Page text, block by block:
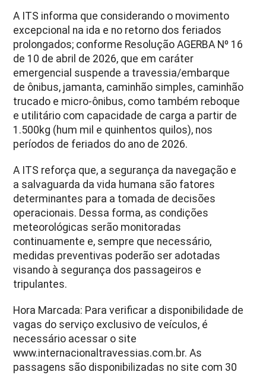
A ITS informa que considerando o movimento
excepcional na ida e no retorno dos feriados
prolongados; conforme Resolução AGERBA Nº 16
de 10 de abril de 2026, que em caráter
emergencial suspende a travessia/embarque
de ônibus, jamanta, caminhão simples, caminhão
trucado e micro-ônibus, como também reboque
e utilitário com capacidade de carga a partir de
1.500kg (hum mil e quinhentos quilos), nos
períodos de feriados do ano de 2026.
A ITS reforça que, a segurança da navegação e
a salvaguarda da vida humana são fatores
determinantes para a tomada de decisões
operacionais. Dessa forma, as condições
meteorológicas serão monitoradas
continuamente e, sempre que necessário,
medidas preventivas poderão ser adotadas
visando à segurança dos passageiros e
tripulantes.
Hora Marcada: Para verificar a disponibilidade de
vagas do serviço exclusivo de veículos, é
necessário acessar o site
www.internacionaltravessias.com.br. As
passagens são disponibilizadas no site com 30